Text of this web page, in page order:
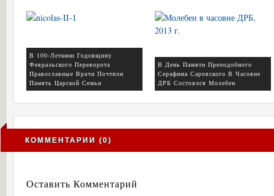
В 100-Летнюю Годовщину
Февральского Переворота
Православные Врачи Почтили
Память Царской Семьи
В День Памяти Преподобного
Серафима Саровского В Часовне
ДРБ Состоялся Молебен
КОММЕНТАРИИ (0)
Оставить Комментарий